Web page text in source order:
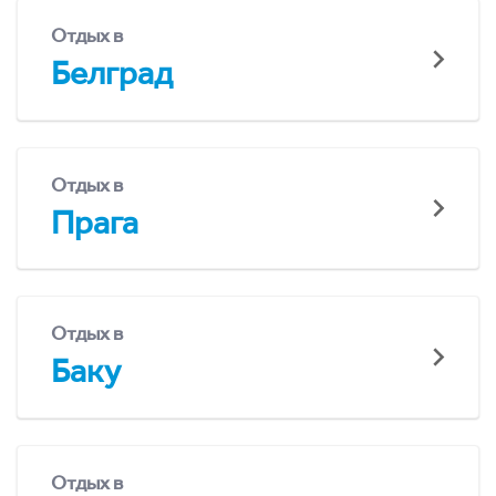
Отдых в
Белград
Отдых в
Прага
Отдых в
Баку
Отдых в